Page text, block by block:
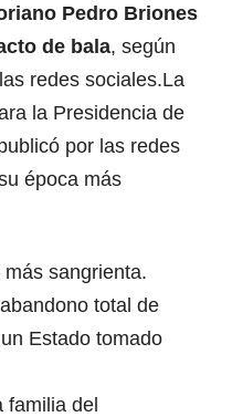
Pedro Briones
de bala, según
redes sociales.La
la Presidencia de
por las redes
época más
sangrienta.
total de
Estado tomado
familia del